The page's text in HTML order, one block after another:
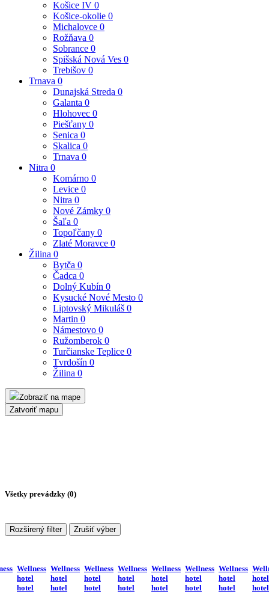
Košice IV 0
Košice-okolie 0
Michalovce 0
Rožňava 0
Sobrance 0
Spišská Nová Ves 0
Trebišov 0
Trnava 0
Dunajská Streda 0
Galanta 0
Hlohovec 0
Piešťany 0
Senica 0
Skalica 0
Trnava 0
Nitra 0
Komárno 0
Levice 0
Nitra 0
Nové Zámky 0
Šaľa 0
Topoľčany 0
Zlaté Moravce 0
Žilina 0
Bytča 0
Čadca 0
Dolný Kubín 0
Kysucké Nové Mesto 0
Liptovský Mikuláš 0
Martin 0
Námestovo 0
Ružomberok 0
Turčianske Teplice 0
Tvrdošín 0
Žilina 0
Zobraziť na mape
Zatvoriť mapu
Všetky prevádzky (0)
Rozširený filter Zrušiť výber
Wellness
hotel
hotel
Wellness
hotel
hotel
Wellness
hotel
hotel
Wellness
hotel
hotel
Wellness
hotel
hotel
Wellness
hotel
hotel
Wellness
hotel
hotel
hotel
hotel